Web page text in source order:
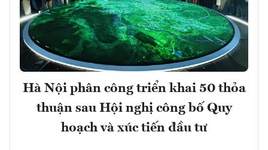
Hà Nội phân công triển khai 50 thỏa
thuận sau Hội nghị công bố Quy
hoạch và xúc tiến đầu tư